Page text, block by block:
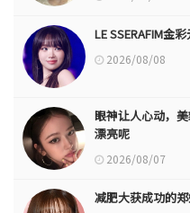
LE SSERAFIM金
2026/08/08
眼神让人心动，
漂亮呢
2026/08/07
减肥大获成功的郑